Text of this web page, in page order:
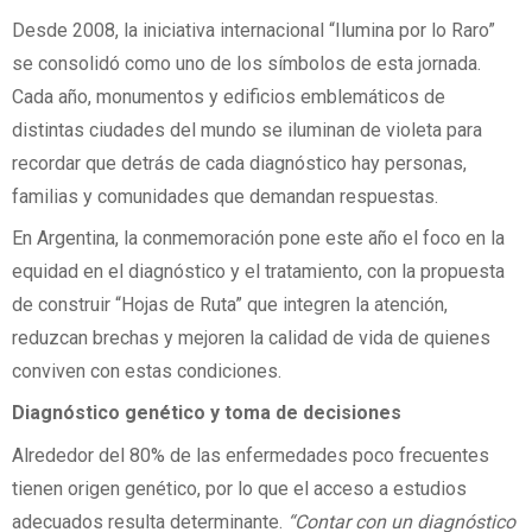
Desde 2008, la iniciativa internacional “Ilumina por lo Raro”
se consolidó como uno de los símbolos de esta jornada.
Cada año, monumentos y edificios emblemáticos de
distintas ciudades del mundo se iluminan de violeta para
recordar que detrás de cada diagnóstico hay personas,
familias y comunidades que demandan respuestas.
En Argentina, la conmemoración pone este año el foco en la
equidad en el diagnóstico y el tratamiento, con la propuesta
de construir “Hojas de Ruta” que integren la atención,
reduzcan brechas y mejoren la calidad de vida de quienes
conviven con estas condiciones.
Diagnóstico genético y toma de decisiones
Alrededor del 80% de las enfermedades poco frecuentes
tienen origen genético, por lo que el acceso a estudios
adecuados resulta determinante. “Contar con un diagnóstico